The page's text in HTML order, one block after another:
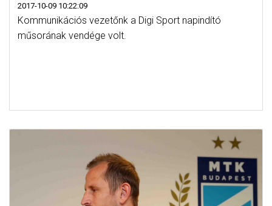
2017-10-09 10:22:09
Kommunikációs vezetőnk a Digi Sport napindító
műsorának vendége volt.